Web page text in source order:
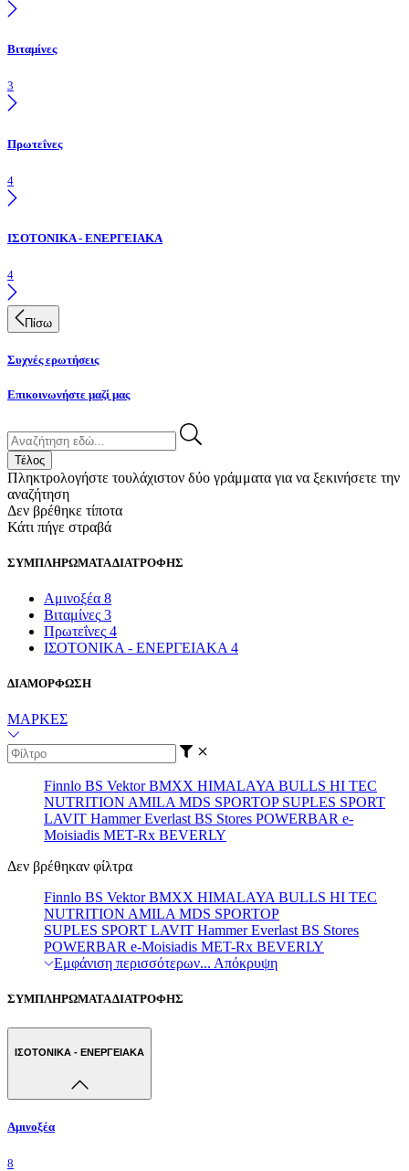
Βιταμίνες
3
Πρωτεΐνες
4
ΙΣΟΤΟΝΙΚΑ - ΕΝΕΡΓΕΙΑΚΑ
4
Πίσω
Συχνές ερωτήσεις
Επικοινωνήστε μαζί μας
Τέλος
Πληκτρολογήστε τουλάχιστον δύο γράμματα για να ξεκινήσετε την
αναζήτηση
Δεν βρέθηκε τίποτα
Κάτι πήγε στραβά
ΣΥΜΠΛΗΡΩΜΑΤΑ ΔΙΑΤΡΟΦΗΣ
Αμινοξέα 8
Βιταμίνες 3
Πρωτεΐνες 4
ΙΣΟΤΟΝΙΚΑ - ΕΝΕΡΓΕΙΑΚΑ 4
ΔΙΑΜΟΡΦΩΣΗ
ΜΑΡΚΕΣ
Finnlo BS Vektor BMXX HIMALAYA BULLS HI TEC
NUTRITION AMILA MDS SPORTOP SUPLES SPORT
LAVIT Hammer Everlast BS Stores POWERBAR e-
Moisiadis MET-Rx BEVERLY
Δεν βρέθηκαν φίλτρα
Finnlo BS Vektor BMXX HIMALAYA BULLS HI TEC
NUTRITION AMILA MDS SPORTOP
SUPLES SPORT LAVIT Hammer Everlast BS Stores
POWERBAR e-Moisiadis MET-Rx BEVERLY
Εμφάνιση περισσότερων... Απόκρυψη
ΣΥΜΠΛΗΡΩΜΑΤΑ ΔΙΑΤΡΟΦΗΣ
ΙΣΟΤΟΝΙΚΑ - ΕΝΕΡΓΕΙΑΚΑ
Αμινοξέα
8